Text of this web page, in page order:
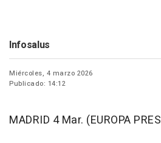
Infosalus
Miércoles, 4 marzo 2026
Publicado: 14:12
MADRID 4 Mar. (EUROPA